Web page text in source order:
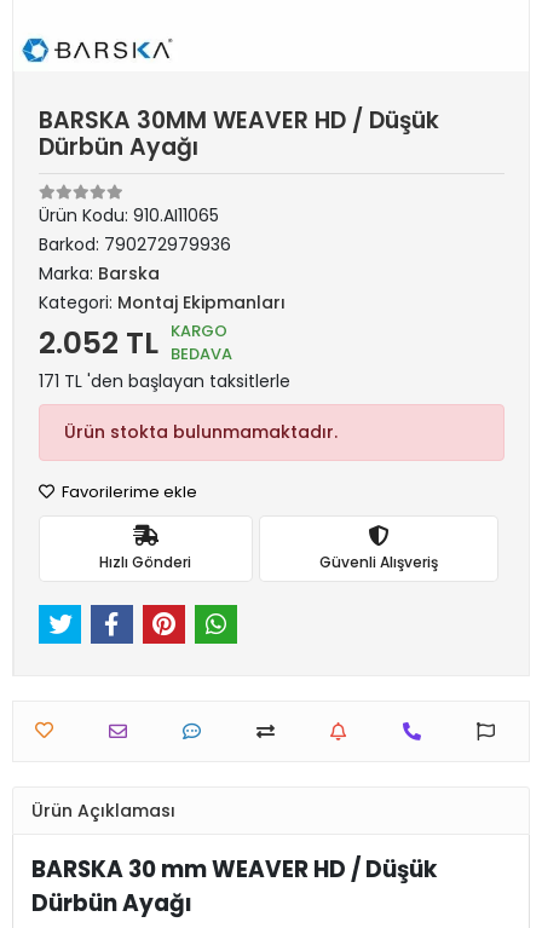
BARSKA 30MM WEAVER HD / Düşük
Dürbün Ayağı
Ürün Kodu: 910.AI11065
Barkod: 790272979936
Marka: Barska
Kategori: Montaj Ekipmanları
2.052 TL KARGO
BEDAVA
171 TL 'den başlayan taksitlerle
Ürün stokta bulunmamaktadır.
Favorilerime ekle
Hızlı Gönderi Güvenli Alışveriş
Ürün Açıklaması
BARSKA 30 mm WEAVER HD / Düşük
Dürbün Ayağı